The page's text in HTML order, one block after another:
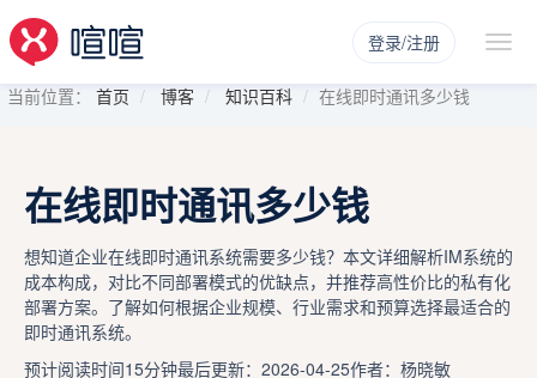
登录/注册
当前位置： 首页 博客 知识百科 在线即时通讯多少钱
在线即时通讯多少钱
想知道企业在线即时通讯系统需要多少钱？本文详细解析IM系统的
成本构成，对比不同部署模式的优缺点，并推荐高性价比的私有化
部署方案。了解如何根据企业规模、行业需求和预算选择最适合的
即时通讯系统。
预计阅读时间15分钟最后更新：2026-04-25作者：杨晓敏